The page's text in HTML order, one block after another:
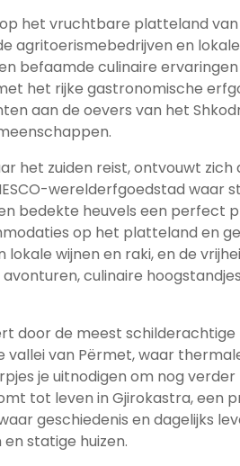
het vruchtbare platteland
agritoerismebedrijven en
befaamde culinaire
het rijke gastronomische
aan de oevers van het
het zuiden reist, ontvouwt
werelderfgoedstad waar
bedekte heuvels een perfect
op het platteland en
lokale wijnen en raki, en de
culinaire
door de meest
vallei van Përmet, waar
je uitnodigen om nog
tot leven in Gjirokastra, een
geschiedenis en dagelijks
statige huizen.